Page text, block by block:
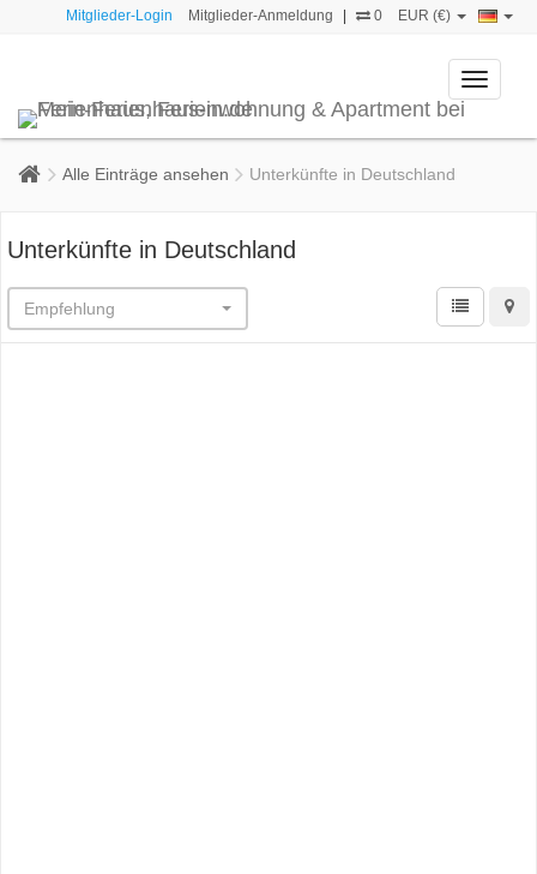
Mitglieder-Login Mitglieder-Anmeldung 0 EUR (€)
Toggle
Alle Einträge ansehen Unterkünfte in Deutschland
Unterkünfte in Deutschland
Empfehlung